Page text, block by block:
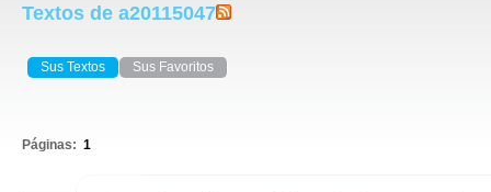
Textos de a20115047
Sus Textos Sus Favoritos
Páginas: 1